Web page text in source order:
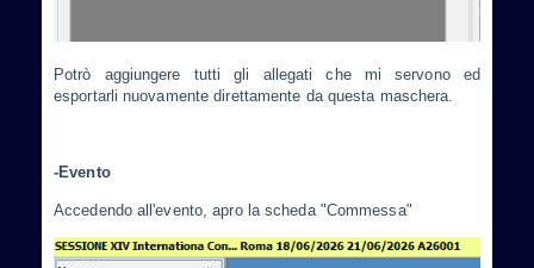
Potrò aggiungere tutti gli allegati che mi servono ed
esportarli nuovamente direttamente da questa maschera.
-Evento
Accedendo all'evento, apro la scheda "Commessa"